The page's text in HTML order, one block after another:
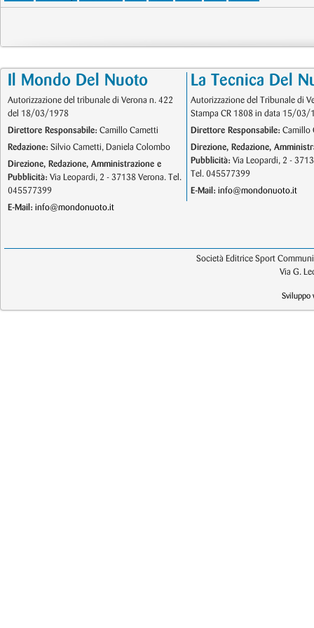
Il Mondo Del Nuoto
Autorizzazione del tribunale di Verona n. 422
del 18/03/1978
Direttore Responsabile: Camillo Cametti
Redazione: Silvio Cametti, Daniela Colombo
Direzione, Redazione, Amministrazione e
Pubblicità: Via Leopardi, 2 - 37138 Verona. Tel.
045577399
E-Mail: info@mondonuoto.it
La Tecnica Del
Autorizzazione del Tribunale di
Stampa CR 1808 in data 15/03/
Direttore Responsabile: Camillo
Direzione, Redazione,
Pubblicità: Via Leopardi, 2 -
Tel. 045577399
E-Mail: info@mondonuoto.it
Società Editrice Sport
Via G.
Sviluppo